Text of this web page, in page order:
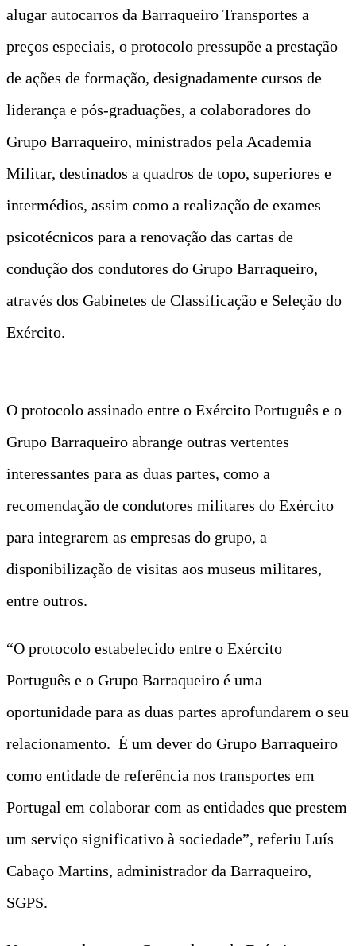
alugar autocarros da Barraqueiro Transportes a
preços especiais, o protocolo pressupõe a prestação
de ações de formação, designadamente cursos de
liderança e pós-graduações, a colaboradores do
Grupo Barraqueiro, ministrados pela Academia
Militar, destinados a quadros de topo, superiores e
intermédios, assim como a realização de exames
psicotécnicos para a renovação das cartas de
condução dos condutores do Grupo Barraqueiro,
através dos Gabinetes de Classificação e Seleção do
Exército.
O protocolo assinado entre o Exército Português e o
Grupo Barraqueiro abrange outras vertentes
interessantes para as duas partes, como a
recomendação de condutores militares do Exército
para integrarem as empresas do grupo, a
disponibilização de visitas aos museus militares,
entre outros.
“O protocolo estabelecido entre o Exército
Português e o Grupo Barraqueiro é uma
oportunidade para as duas partes aprofundarem o seu
relacionamento. É um dever do Grupo Barraqueiro
como entidade de referência nos transportes em
Portugal em colaborar com as entidades que prestem
um serviço significativo à sociedade”, referiu Luís
Cabaço Martins, administrador da Barraqueiro,
SGPS.